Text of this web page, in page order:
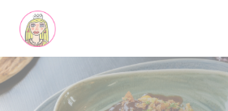
Personalizzazione delle tue scelte sui